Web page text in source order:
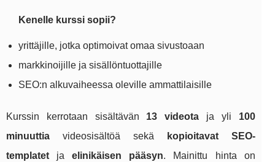
Kenelle kurssi sopii?
yrittäjille, jotka optimoivat omaa sivustoaan
markkinoijille ja sisällöntuottajille
SEO:n alkuvaiheessa oleville ammattilaisille
Kurssin kerrotaan sisältävän 13 videota ja yli 100
minuuttia videosisältöä sekä
kopioitavat SEO-
templatet jaelinikäisen pääsyn. Mainittu hinta on